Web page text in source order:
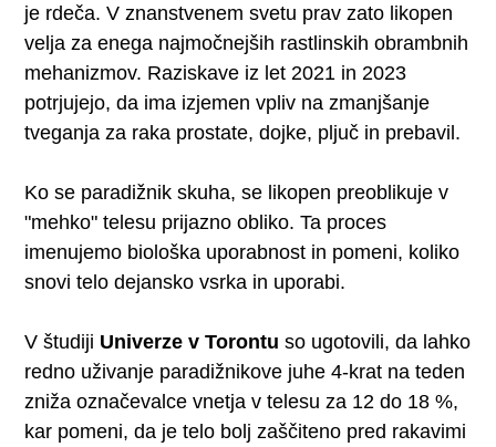
je rdeča. V znanstvenem svetu prav zato likopen
velja za enega najmočnejših rastlinskih obrambnih
mehanizmov. Raziskave iz let 2021 in 2023
potrjujejo, da ima izjemen vpliv na zmanjšanje
tveganja za raka prostate, dojke, pljuč in prebavil.
Ko se paradižnik skuha, se likopen preoblikuje v
"mehko" telesu prijazno obliko. Ta proces
imenujemo biološka uporabnost in pomeni, koliko
snovi telo dejansko vsrka in uporabi.
V študiji Univerze v Torontu so ugotovili, da lahko
redno uživanje paradižnikove juhe 4-krat na teden
zniža označevalce vnetja v telesu za 12 do 18 %,
kar pomeni, da je telo bolj zaščiteno pred rakavimi